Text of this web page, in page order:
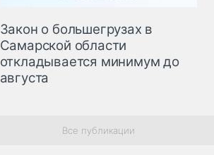
Закон о большегрузах в
Самарской области
откладывается минимум до
августа
Все публикации